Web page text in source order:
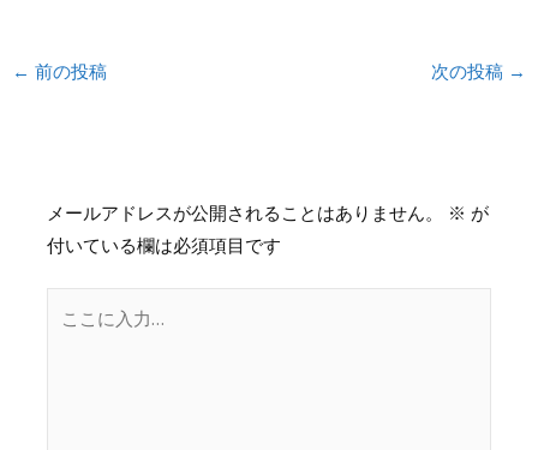
← 前の投稿 次の投稿 →
メールアドレスが公開されることはありません。 ※ が
付いている欄は必須項目です